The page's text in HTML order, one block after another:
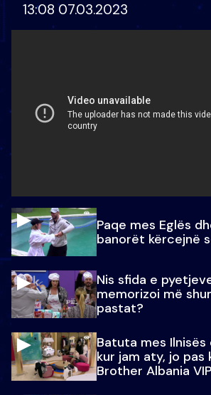
13:08 07.03.2023
Paqe mes Eglës
banorët kërcejnë
Nis sfida e
memorizoi më
pastat?
Batuta mes Ilnisës
kur jam aty, jo pas
Brother Albania